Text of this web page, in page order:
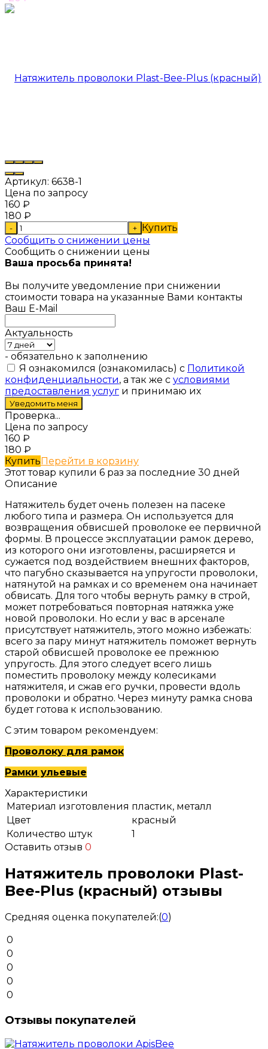
Артикул: 6638-1
Цена по запросу
160 ₽
180 ₽
- + Купить
Сообщить о снижении цены
Сообщить о снижении цены
Ваша просьба принята!
Вы получите уведомление при снижении
стоимости товара на указанные Вами контакты
Ваш E-Mail
Актуальность
- обязательно к заполнению
Я ознакомился (ознакомилась) с Политикой
конфиденциальности, а так же с условиями
предоставления услуг и принимаю их
Проверка...
Цена по запросу
160 ₽
180 ₽
КупитьПерейти в корзину
Этот товар купили 6 раз за последние 30 дней
Описание
Натяжитель будет очень полезен на пасеке
любого типа и размера. Он используется для
возвращения обвисшей проволоке ее первичной
формы. В процессе эксплуатации рамок дерево,
из которого они изготовлены, расширяется и
сужается под воздействием внешних факторов,
что пагубно сказывается на упругости проволоки,
натянутой на рамках и со временем она начинает
обвисать. Для того чтобы вернуть рамку в строй,
может потребоваться повторная натяжка уже
новой проволоки. Но если у вас в арсенале
присутствует натяжитель, этого можно избежать:
всего за пару минут натяжитель поможет вернуть
старой обвисшей проволоке ее прежнюю
упругость. Для этого следует всего лишь
поместить проволоку между колесиками
натяжителя, и сжав его ручки, провести вдоль
проволоки и обратно. Через минуту рамка снова
будет готова к использованию.
С этим товаром рекомендуем:
Проволоку для рамок
Рамки ульевые
Характеристики
Материал изготовления пластик, металл
Цвет
красный
Количество штук
1
Оставить отзыв 0
Натяжитель проволоки Plast-
Bee-Plus (красный) отзывы
Средняя оценка покупателей:(0)
0
0
0
0
0
Отзывы покупателей